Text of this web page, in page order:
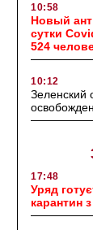
10:58
Новый
сутки
524
10:12
Зеленский
17:48
Уряд
карантин